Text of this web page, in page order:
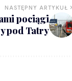
NASTĘPNY ARTYKUŁ
pociągi
pod Tatry